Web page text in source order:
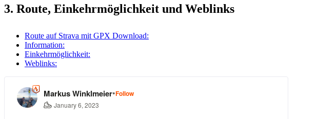
3. Route, Einkehrmöglichkeit und Weblinks
Route auf Strava mit GPX Download:
Information:
Einkehrmöglichkeit:
Weblinks: